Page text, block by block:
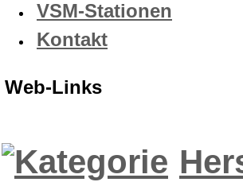
VSM-Stationen
Kontakt
Web-Links